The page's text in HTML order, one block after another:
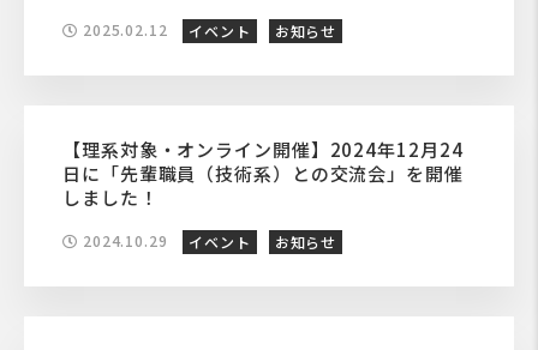
2025.02.12 イベント お知らせ
【理系対象・オンライン開催】2024年12月24
日に「先輩職員（技術系）との交流会」を開催
しました！
2024.10.29 イベント お知らせ